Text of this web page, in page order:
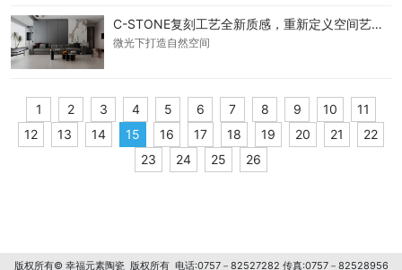
C-STONE复刻工艺全新质感，重新定义空间艺术之美
微光下打造自然空间
1 2 3 4 5 6 7 8 9 10
11
12
13 14 15 16 17 18 19 20 21
22
23
24 25 26
版权所有© 幸福元素陶瓷 版权所有 电话:0757－82527282 传真:0757－82528956